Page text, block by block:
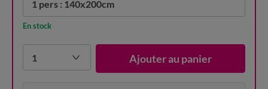
1 pers : 140x200cm
En stock
1 Ajouter au panier